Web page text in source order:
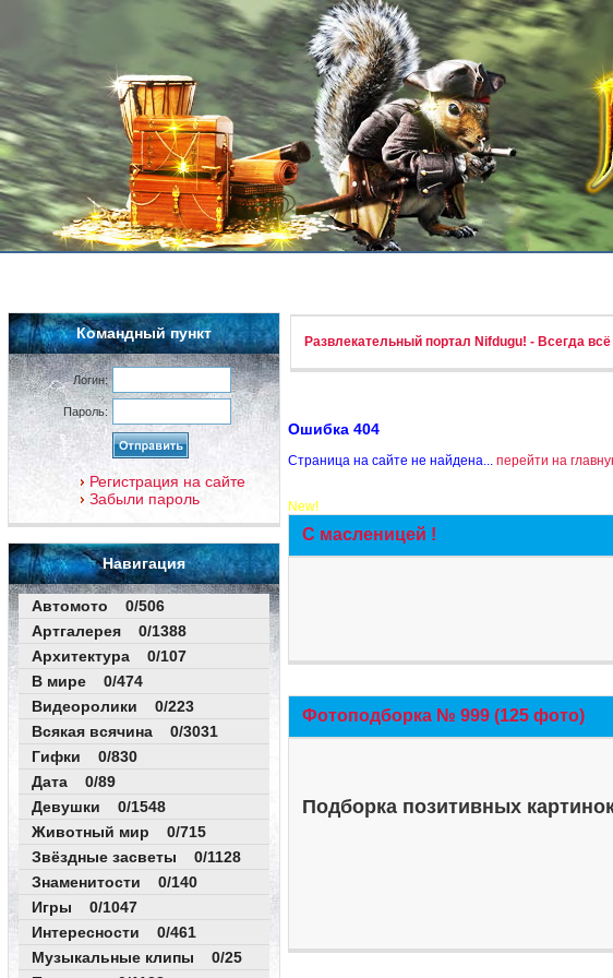
Командный пункт
Логин:
Пароль:
Регистрация на сайте
Забыли пароль
Навигация
Автомото 0/506
Артгалерея 0/1388
Архитектура 0/107
В мире 0/474
Видеоролики 0/223
Всякая всячина 0/3031
Гифки 0/830
Дата 0/89
Девушки 0/1548
Животный мир 0/715
Звёздные засветы 0/1128
Знаменитости 0/140
Игры 0/1047
Интересности 0/461
Музыкальные клипы 0/25
Развлекательный портал Nifdugu! - Всегда
Ошибка 404
Страница на сайте не найдена... перейти на
New!
С масленицей !
Фотоподборка № 999 (125 фото)
Подборка позитивных